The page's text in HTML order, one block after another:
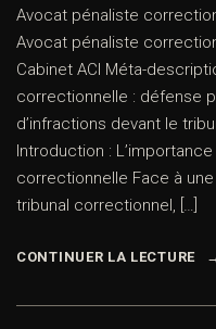
Avocat pénaliste
Avocat pénaliste
Cabinet ACI Méta-
correctionnelle : défense
d’infractions devant le
Introduction :
correctionnelle Face à
tribunal correctionnel, […]
CONTINUER LA LECTURE